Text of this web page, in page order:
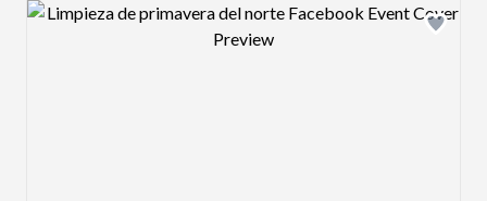
Design preview image